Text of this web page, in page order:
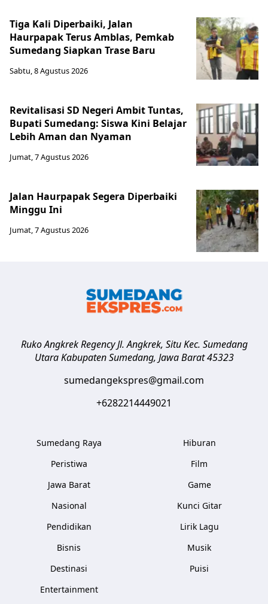
Tiga Kali Diperbaiki, Jalan
Haurpapak Terus Amblas, Pemkab
Sumedang Siapkan Trase Baru
Sabtu, 8 Agustus 2026
Revitalisasi SD Negeri Ambit Tuntas,
Bupati Sumedang: Siswa Kini Belajar
Lebih Aman dan Nyaman
Jumat, 7 Agustus 2026
Jalan Haurpapak Segera Diperbaiki
Minggu Ini
Jumat, 7 Agustus 2026
Ruko Angkrek Regency Jl. Angkrek, Situ Kec. Sumedang
Utara Kabupaten Sumedang, Jawa Barat 45323
sumedangekspres@gmail.com
+6282214449021
Sumedang Raya
Peristiwa
Jawa Barat
Nasional
Pendidikan
Bisnis
Destinasi
Entertainment
Hiburan
Film
Game
Kunci Gitar
Lirik Lagu
Musik
Puisi